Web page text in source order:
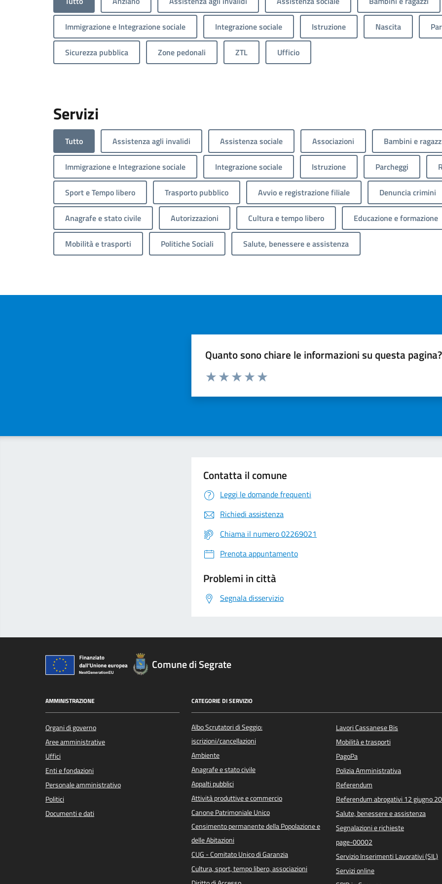
Immigrazione e Integrazione sociale Integrazione sociale Istruzione Nascita
Sicurezza pubblica Zone pedonali ZTL Ufficio
Servizi
Tutto Assistenza agli invalidi Assistenza sociale Associazioni Bambini e
Immigrazione e Integrazione sociale Integrazione sociale Istruzione Parcheggi
Sport e Tempo libero Trasporto pubblico Avvio e registrazione filiale Denuncia crimini
Anagrafe e stato civile Autorizzazioni Cultura e tempo libero Educazione e formazione
Mobilità e trasporti Politiche Sociali Salute, benessere e assistenza
Quanto sono chiare le informazioni su questa pagina?
Valuta da 1 a 5 stelle la pagina
Contatta il comune
Leggi le domande frequenti
Richiedi assistenza
Chiama il numero 02269021
Prenota appuntamento
Problemi in città
Segnala disservizio
Comune di Segrate
AMMINISTRAZIONE
Organi di governo
Aree amministrative
Uffici
Enti e fondazioni
Personale amministrativo
Politici
Documenti e dati
CATEGORIE DI SERVIZIO
Albo Scrutatori di Seggio:
iscrizioni/cancellazioni
Ambiente
Anagrafe e stato civile
Appalti pubblici
Attività produttive e commercio
Canone Patrimoniale Unico
Censimento permanente della Popolazione e
delle Abitazioni
CUG - Comitato Unico di Garanzia
Cultura, sport, tempo libero, associazioni
Lavori Cassanese Bis
Mobilità e trasporti
PagoPa
Polizia Amministrativa
Referendum
Referendum abrogativi 12 giugno
Salute, benessere e assistenza
Segnalazioni e richieste
page-00002
Servizio Inserimenti Lavorativi (SIL)
Servizi online